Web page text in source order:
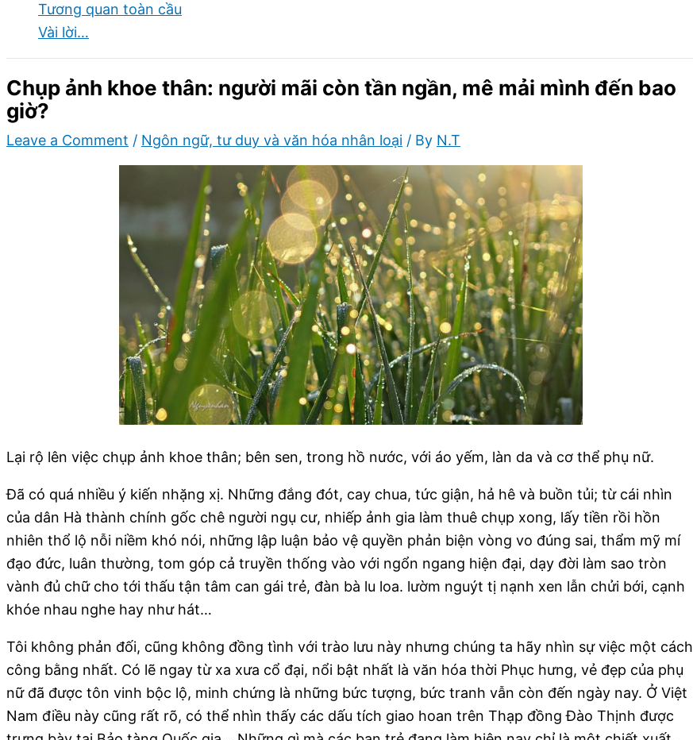
Tương quan toàn cầu
Vài lời…
Chụp ảnh khoe thân: người mãi còn tần ngần, mê mải mình đến bao
giờ?
Leave a Comment / Ngôn ngữ, tư duy và văn hóa nhân loại / By N.T
Lại rộ lên việc chụp ảnh khoe thân; bên sen, trong hồ nước, với áo yếm, làn da và cơ thể phụ nữ.
Đã có quá nhiều ý kiến nhặng xị. Những đắng đót, cay chua, tức giận, hả hê và buồn tủi; từ cái nhìn
của dân Hà thành chính gốc chê người ngụ cư, nhiếp ảnh gia làm thuê chụp xong, lấy tiền rồi hồn
nhiên thổ lộ nỗi niềm khó nói, những lập luận bảo vệ quyền phản biện vòng vo đúng sai, thẩm mỹ mí
đạo đức, luân thường, tom góp cả truyền thống vào với ngổn ngang hiện đại, dạy đời làm sao tròn
vành đủ chữ cho tới thấu tận tâm can gái trẻ, đàn bà lu loa. lườm nguýt tị nạnh xen lẫn chửi bới, cạnh
khóe nhau nghe hay như hát…
Tôi không phản đối, cũng không đồng tình với trào lưu này nhưng chúng ta hãy nhìn sự việc một cách
công bằng nhất. Có lẽ ngay từ xa xưa cổ đại, nổi bật nhất là văn hóa thời Phục hưng, vẻ đẹp của phụ
nữ đã được tôn vinh bộc lộ, minh chứng là những bức tượng, bức tranh vẫn còn đến ngày nay. Ở Việt
Nam điều này cũng rất rõ, có thể nhìn thấy các dấu tích giao hoan trên Thạp đồng Đào Thịnh được